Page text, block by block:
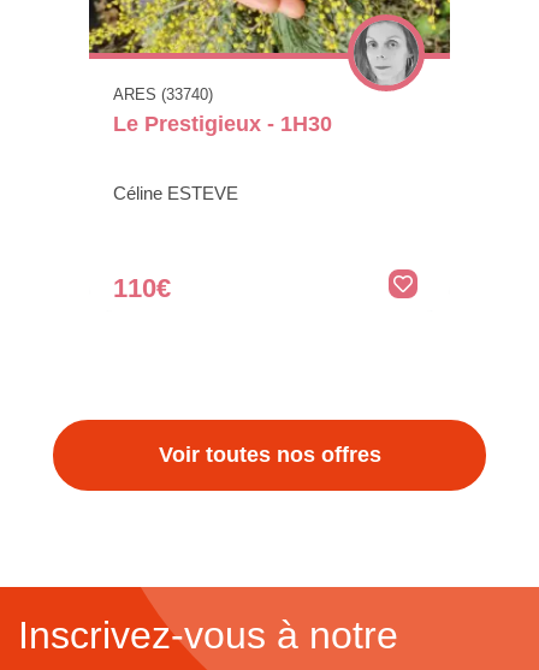
ARES (33740)
Le Prestigieux - 1H30
Céline ESTEVE
110€
Voir toutes nos offres
Inscrivez-vous à notre